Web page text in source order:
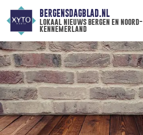
BERGENSDAGBLAD.NL
lokaal nieuws bergen en noord-
kennemerland